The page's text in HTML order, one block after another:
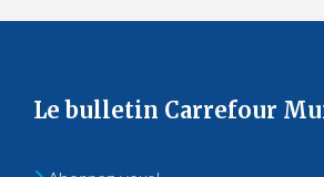
Le bulletin Carrefour